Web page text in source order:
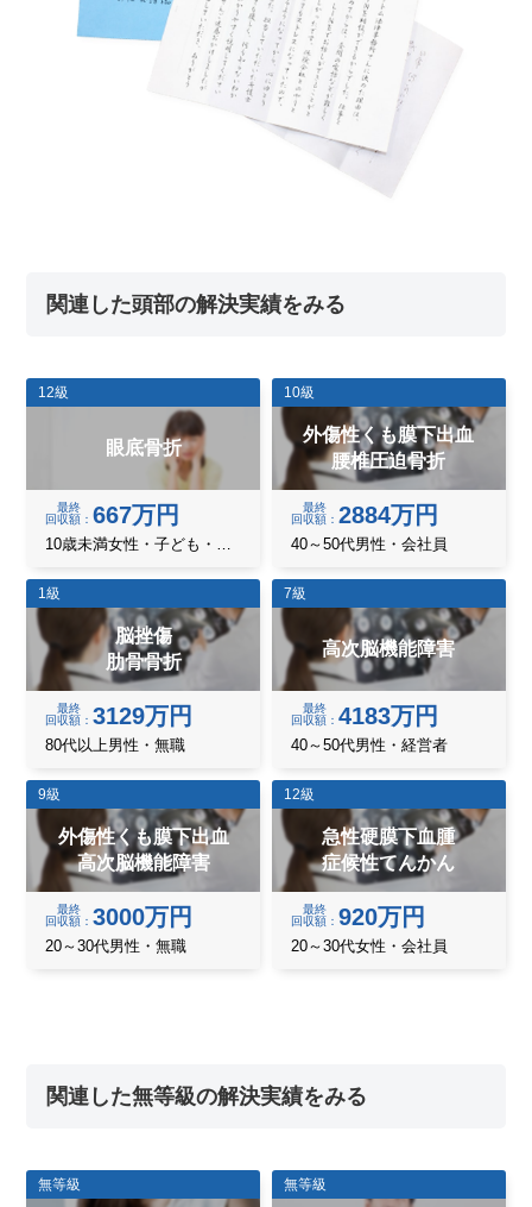
関連した頭部の解決実績をみる
12級
眼底骨折
最終
回収額
667万円
10歳未満女性・子ども・乳幼児
10級
外傷性くも膜下出血
腰椎圧迫骨折
最終
回収額
2884万円
40～50代男性・会社員
1級
脳挫傷
肋骨骨折
最終
回収額
3129万円
80代以上男性・無職
7級
高次脳機能障害
最終
回収額
4183万円
40～50代男性・経営者
9級
外傷性くも膜下出血
高次脳機能障害
最終
回収額
3000万円
20～30代男性・無職
12級
急性硬膜下血腫
症候性てんかん
最終
回収額
920万円
20～30代女性・会社員
関連した無等級の解決実績をみる
無等級 無等級